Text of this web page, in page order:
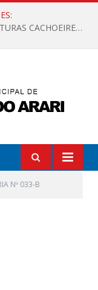
A VALORIZAÇÃO DAS HISTÓRIAS E CULTURAS CACHOEIRENSES
Nº 033-B